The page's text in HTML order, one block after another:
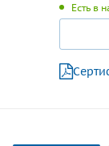
Есть в